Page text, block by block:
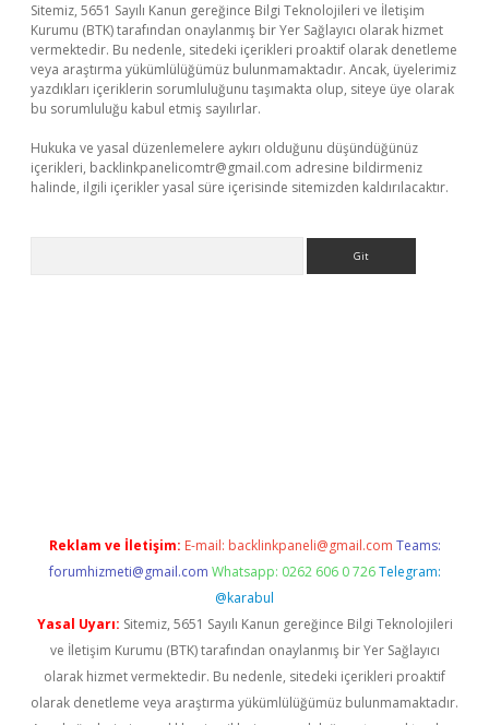
Sitemiz, 5651 Sayılı Kanun gereğince Bilgi Teknolojileri ve İletişim
Kurumu (BTK) tarafından onaylanmış bir Yer Sağlayıcı olarak hizmet
vermektedir. Bu nedenle, sitedeki içerikleri proaktif olarak denetleme
veya araştırma yükümlülüğümüz bulunmamaktadır. Ancak, üyelerimiz
yazdıkları içeriklerin sorumluluğunu taşımakta olup, siteye üye olarak
bu sorumluluğu kabul etmiş sayılırlar.
Hukuka ve yasal düzenlemelere aykırı olduğunu düşündüğünüz
içerikleri, backlinkpanelicomtr@gmail.com adresine bildirmeniz
halinde, ilgili içerikler yasal süre içerisinde sitemizden kaldırılacaktır.
Reklam ve İletişim: E-mail: backlinkpaneli@gmail.com Teams:
forumhizmeti@gmail.com Whatsapp: 0262 606 0 726 Telegram:
@karabul
Yasal Uyarı: Sitemiz, 5651 Sayılı Kanun gereğince Bilgi Teknolojileri
ve İletişim Kurumu (BTK) tarafından onaylanmış bir Yer Sağlayıcı
olarak hizmet vermektedir. Bu nedenle, sitedeki içerikleri proaktif
olarak denetleme veya araştırma yükümlülüğümüz bulunmamaktadır.